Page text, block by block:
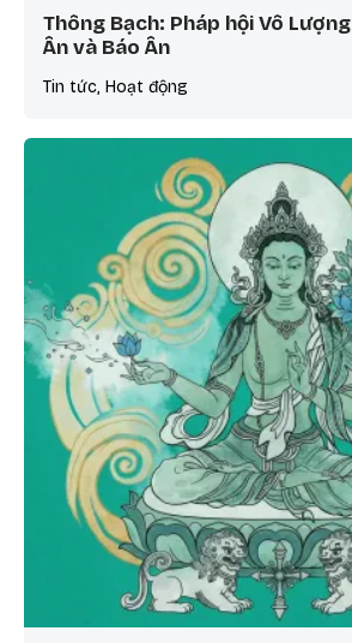
Thông Bạch: Pháp hội Vô
Ân và Báo Ân
Tin tức, Hoạt động